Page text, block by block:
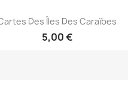
Aperçu rapide
Des Îles Des Caraïbes
5,00 €